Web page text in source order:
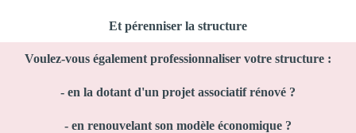
Et pérenniser la structure
Voulez-vous également professionnaliser votre structure :
- en la dotant d'un projet associatif rénové ?
- en renouvelant son modèle économique ?